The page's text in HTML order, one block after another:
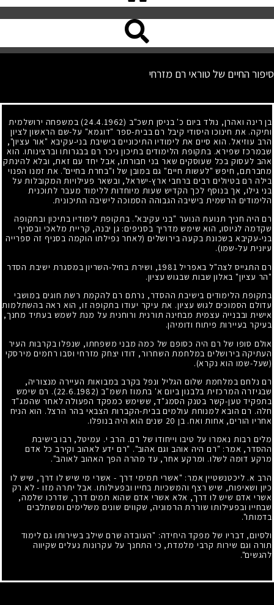
סיפור החיים של טוראי רם מזרחי
בן רינה ואהרן, נולד ביום כ' בניסן תשכ"ב (24.4.1962)
במשפחה ירושלמית
ותיקה. את חינוכו היסודי קיבל רם בבית-ספר "דוגמא" על-שם הראשון לציון
הרב עוזיאל. הוא סיים את לימודיו התיכוניים בישיבת בני-עקיבא "אור עציון",
שבמרכז שפירא. בתקופת הלימודים בתיכון ניכר רם בבגרותו וברצינותו. הוא
אהב לעסוק בכל שעוסקים שאר בני חבורתו, אבל יחד עם זאת, ובלא להינתק
מחברתם, חיפש "לעשות חיים" גם במובן של ו"בחרת בחיים". את זמנו הפנוי
בילה רם בטיולים רבים ברחבי ארץ-ישראל, ובשאר פעילויות המקובלות על
בני גילו, אך בנוסף לכך הקדיש שעות מיוחדות ללימוד מעבר לתוכנית
הלימודים הרשמית בישיבה הגבוהה הסמוכה לישיבה התיכונית.
רם היה חניך תנועת הנוער "בני עקיבא". בתקופת לימודיו בתיכון ובתקופה
שקדמה לגיוסו, הוא שימש מדריך בסניפים: גן יבנה, קריית מלאכי ובסניף
בני-עקיבא בשכונת בקעה בירושלים (לאחר נפילתו הוקמה בסניף זה ספרייה
עיונית על-שמו).
רם התגייס לצה"ל באפריל 1981, ושירת בחיל-השריון במסגרת ישיבת הסדר
"הר עציון" באלון שבות שבגוש עציון.
בתקופת הלימודים בישיבת ההסדר, נרתם רם להקמת רשת חוגים במושבי
עדולם הסמוכים לגוש עציון. את עיקר יעודו בתקופה זו, הוא ראה בהשתלמות
אישית ובבנייה עצמית מבחינה תורנית ורוחנית על מנת לשמש בעתיד מחנך,
בעיקר בעיירות פיתוח ודומיהן.
אולם סופו של רם היה כסופם של כמה מבני משפחתו, שנפלו בקרבות העיר
העתיקה בירושלים במלחמת השחרור, דודו יצחק מזרחי וסבו רחמים מירסקי
(שעל-שמו הוא נקרא).
רם נלחם במלחמת שלום הגליל ונפל בקרב במבואות העיירה מנצוריה,
שבגיזרה המרכזית בלבנון ביום א' בתמוז תשמ"ב (22.6.1982)
. רם שימש
בתפקיד טען-קשר בטנק הסמג"ד, ששימש כמפקד הפעולה לאחר שהמג"ד
חלה. רם הובא למנוחת עולמים בבית-הקברות הצבאי בהר הרצל. הוא הניח
אחריו הורים, אחות ואח. בן 20 שנים הוא היה בנופלו.
מלים רבות נאמרו על טיבו וייחודו של רם. הרב י. עמיטל, רבו בישיבת
ההסדר, אמר: "רם היה אוהב וגם אהוב". "רם ידע לאהוב וקירב כל אדם
מרקע דומה לשלו. ומרקע אחר, עד מהרה הפך האהוב לאוהב".
הרב א. ליכטנשטיין אמר: "אשרי תמימי דרך - אשרי מי שיש לו דרך, שיש לו
כיון ושאיפות, שיש רצף והמשכיות בחייו ובפעילותו. אבל יתרה מזו -לא רק
אשרי אדם שיש לו דרך, אלא אשרי אדם שהוא תמים דרך, שדרכו שלמה,
שבחייו ובפעילותו שוררת הרמוניה, שקווים שונים משלימים ומשתלבים
בדמותו".
ולסיום, דבריו של מפקד היחידה: "העובדה שרם שילב בשירותו גם לימוד
תורה וגם שירות קרבי מלמדת, כי התחנך על עקרונות נעלים שקיווה
להגשים".